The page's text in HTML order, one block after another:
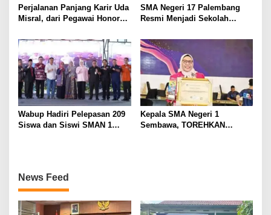
Perjalanan Panjang Karir Uda
Misral, dari Pegawai Honorer
Karir Jabatan Struktural
Eselon III
SMA Negeri 17 Palembang
Resmi Menjadi Sekolah
Wabup Hadiri Pelepasan 209
Siswa dan Siswi SMAN 1
Kepala SMA Negeri 1
Sembawa, TOREHKAN
News Feed